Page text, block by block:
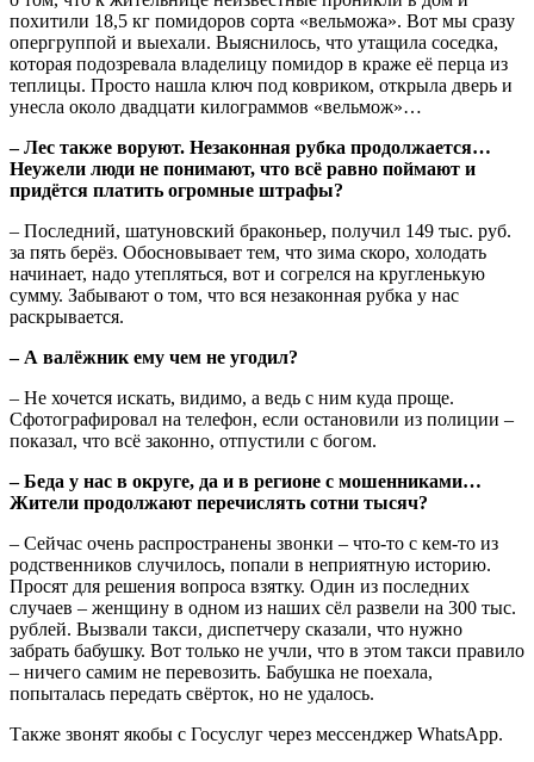
похитили 18,5 кг помидоров сорта «вельможа». Вот мы сразу
опергруппой и выехали. Выяснилось, что утащила соседка,
которая подозревала владелицу помидор в краже её перца из
теплицы. Просто нашла ключ под ковриком, открыла дверь и
унесла около двадцати килограммов «вельмож»…
– Лес также воруют. Незаконная рубка продолжается…
Неужели люди не понимают, что всё равно поймают и
придётся платить огромные штрафы?
– Последний, шатуновский браконьер, получил 149 тыс. руб.
за пять берёз. Обосновывает тем, что зима скоро, холодать
начинает, надо утепляться, вот и согрелся на кругленькую
сумму. Забывают о том, что вся незаконная рубка у нас
раскрывается.
– А валёжник ему чем не угодил?
– Не хочется искать, видимо, а ведь с ним куда проще.
Сфотографировал на телефон, если остановили из полиции –
показал, что всё законно, отпустили с богом.
– Беда у нас в округе, да и в регионе с мошенниками…
Жители продолжают перечислять сотни тысяч?
– Сейчас очень распространены звонки – что-то с кем-то из
родственников случилось, попали в неприятную историю.
Просят для решения вопроса взятку. Один из последних
случаев – женщину в одном из наших сёл развели на 300 тыс.
рублей. Вызвали такси, диспетчеру сказали, что нужно
забрать бабушку. Вот только не учли, что в этом такси правило
– ничего самим не перевозить. Бабушка не поехала,
попыталась передать свёрток, но не удалось.
Также звонят якобы с Госуслуг через мессенджер WhatsApp.